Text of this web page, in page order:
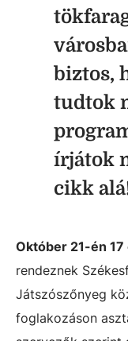
biztos,
tudtok
írjátok
cikk
Október 21-én
rendeznek
Játszószőnyeg
foglakozáson